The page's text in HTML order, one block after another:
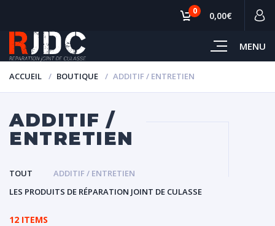
MENU
0 0,00€
ACCUEIL BOUTIQUE ADDITIF / ENTRETIEN
ADDITIF /
ENTRETIEN
TOUT
ADDITIF / ENTRETIEN
LES PRODUITS DE RÉPARATION JOINT DE CULASSE
12 ITEMS